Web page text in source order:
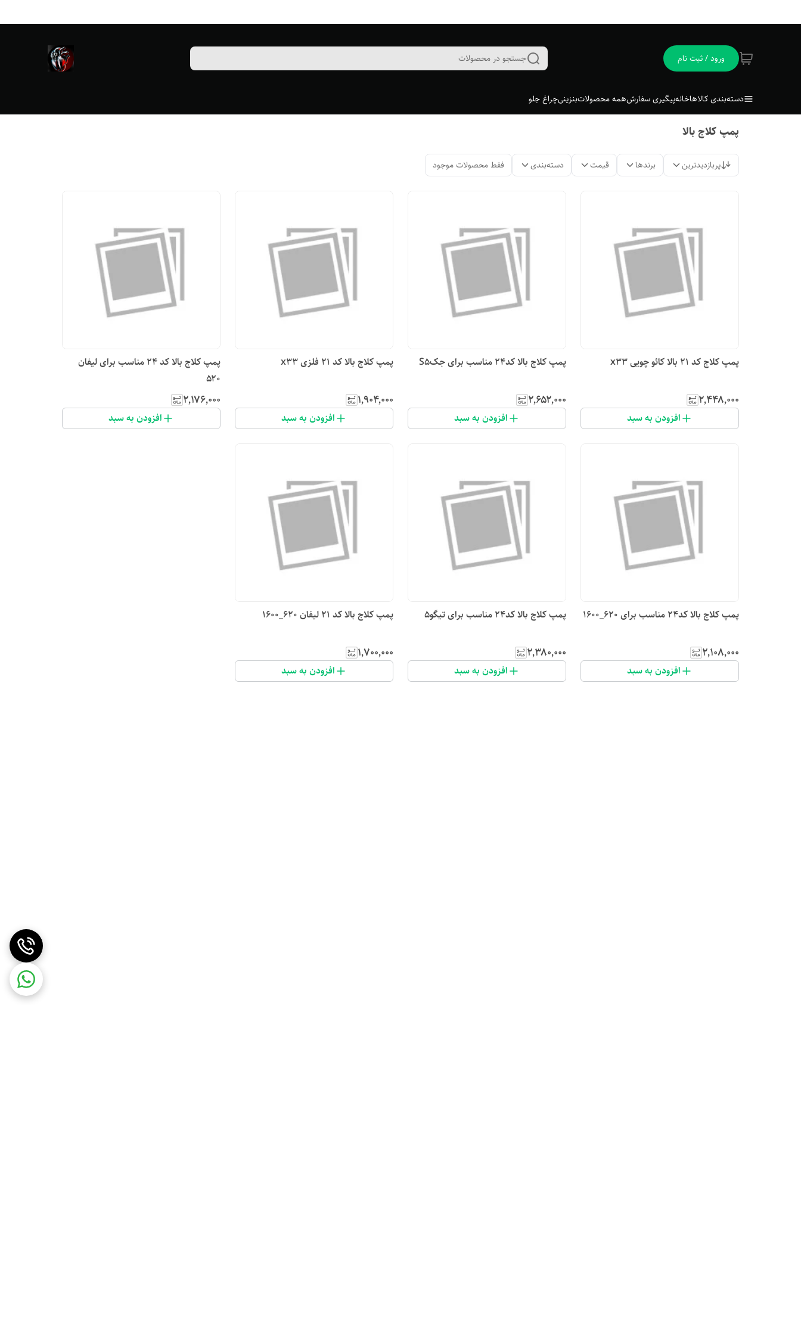
ورود / ثبت نام جستجو در محصولات
دسته‌بندی کالاهاخانهپیگیری سفارشهمه محصولاتبنزینیچراغ جلو
پمپ کلاج بالا
پربازدیدترین برندها قیمت دسته‌بندی فقط محصولات موجود
پمپ کلاج کد ۲۱ بالا کائو چویی x33
۲٬۴۴۸٬۰۰۰
افزودن به سبد
پمپ کلاج بالا کد۲۴ مناسب برای جکS5
۲٬۶۵۲٬۰۰۰
افزودن به سبد
پمپ کلاج بالا کد ۲۱ فلزی x33
۱٬۹۰۴٬۰۰۰
افزودن به سبد
پمپ کلاج بالا کد ۲۴ مناسب برای لیفان
۵۲۰
۲٬۱۷۶٬۰۰۰
افزودن به سبد
پمپ کلاج بالا کد۲۴ مناسب برای ۶۲۰_۱۶۰۰
۲٬۱۰۸٬۰۰۰
افزودن به سبد
پمپ کلاج بالا کد۲۴ مناسب برای تیگو۵
۲٬۳۸۰٬۰۰۰
افزودن به سبد
پمپ کلاج بالا کد ۲۱ لیفان ۶۲۰_۱۶۰۰
۱٬۷۰۰٬۰۰۰
افزودن به سبد